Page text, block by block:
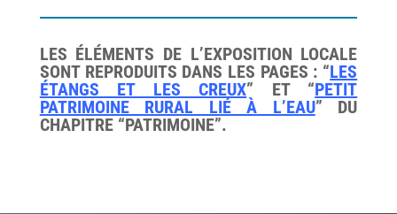
LES ÉLÉMENTS DE L’EXPOSITION LOCALE
SONT REPRODUITS DANS LES PAGES : “LES
ÉTANGS ET LES CREUX” ET “PETIT
PATRIMOINE RURAL LIÉ À L’EAU” DU
CHAPITRE “PATRIMOINE”.